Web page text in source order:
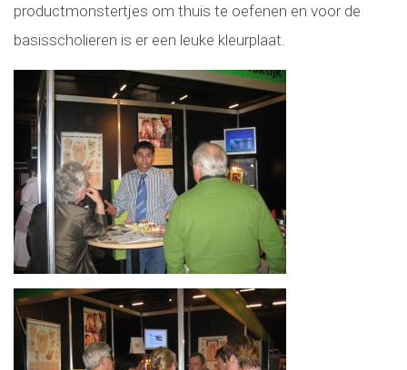
productmonstertjes om thuis te oefenen en voor de
basisscholieren is er een leuke kleurplaat.